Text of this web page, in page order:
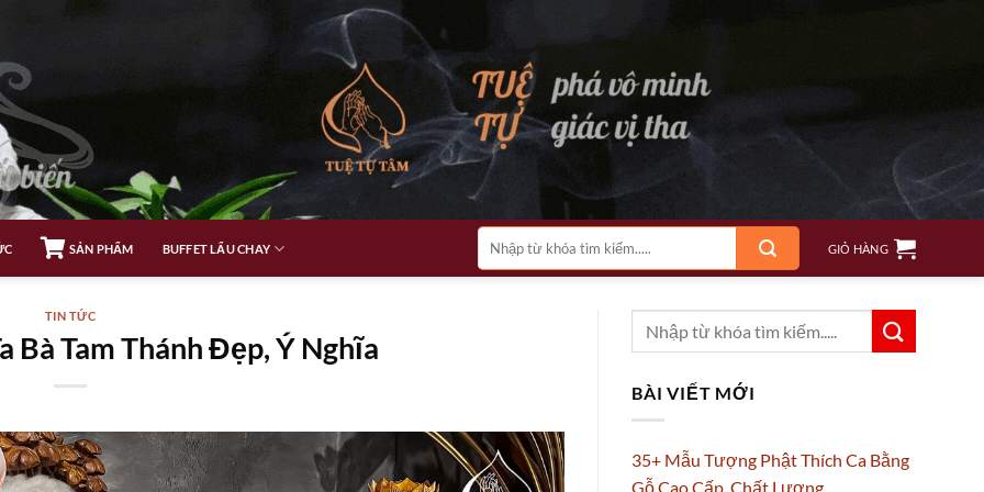
SẢN PHẨM BUFFET LẨU CHAY
Tìm
kiếm:
GIỎ HÀNG
TIN TỨC
Bà Tam Thánh Đẹp, Ý Nghĩa
BÀI VIẾT MỚI
35+ Mẫu Tượng Phật Thích Ca Bằng
Gỗ Cao Cấp, Chất Lượng